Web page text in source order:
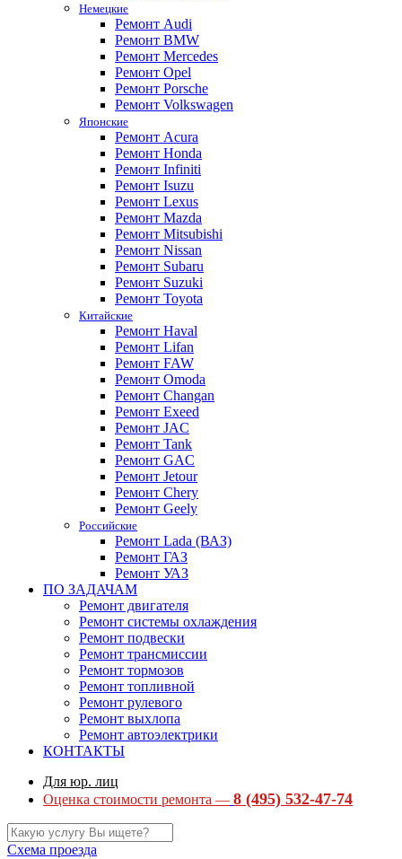
Немецкие
Ремонт Audi
Ремонт BMW
Ремонт Mercedes
Ремонт Opel
Ремонт Porsche
Ремонт Volkswagen
Японские
Ремонт Acura
Ремонт Honda
Ремонт Infiniti
Ремонт Isuzu
Ремонт Lexus
Ремонт Mazda
Ремонт Mitsubishi
Ремонт Nissan
Ремонт Subaru
Ремонт Suzuki
Ремонт Toyota
Китайские
Ремонт Haval
Ремонт Lifan
Ремонт FAW
Ремонт Omoda
Ремонт Changan
Ремонт Exeed
Ремонт JAC
Ремонт Tank
Ремонт GAC
Ремонт Jetour
Ремонт Chery
Ремонт Geely
Российские
Ремонт Lada (ВАЗ)
Ремонт ГАЗ
Ремонт УАЗ
ПО ЗАДАЧАМ
Ремонт двигателя
Ремонт системы охлаждения
Ремонт подвески
Ремонт трансмиссии
Ремонт тормозов
Ремонт топливной
Ремонт рулевого
Ремонт выхлопа
Ремонт автоэлектрики
КОНТАКТЫ
Для юр. лиц
Оценка стоимости ремонта — 8 (495) 532-47-74
Схема проезда